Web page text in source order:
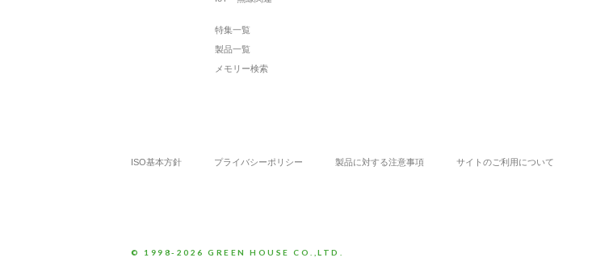
特集一覧
製品一覧
メモリー検索
ISO基本方針 プライバシーポリシー 製品に対する注意事項 サイトのご利用について
© 1998-2026 GREEN HOUSE CO.,LTD.